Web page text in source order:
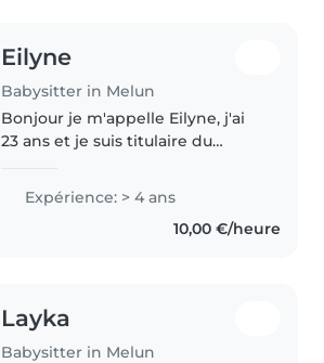
Eilyne
Babysitter in Melun
Bonjour je m'appelle Eilyne, j'ai
23 ans et je suis titulaire du
Accompagnement Soins et
Services à la Personne). J'ai
travaillé pendant 4 ans en
Expérience: > 4 ans
10,00 €/heure
Layka
Babysitter in Melun